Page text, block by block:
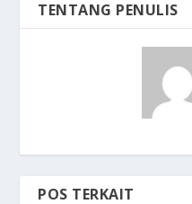
TENTANG PENULIS
POS TERKAIT